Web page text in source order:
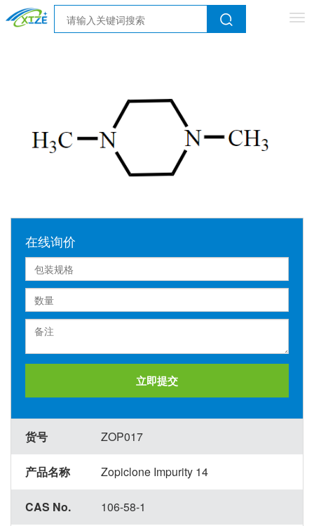
在线询价
立即提交
货号 ZOP017
产品名称 Zopiclone Impurity 14
CAS No. 106-58-1